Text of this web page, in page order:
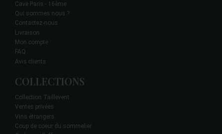
Cave Paris - 16ème
Qui sommes nous ?
Contactez-nous
Livraison
Mon compte
FAQ
Avis clients
COLLECTIONS
Collection Taillevent
Ventes privées
Vins étrangers
Coup de coeur du sommelier